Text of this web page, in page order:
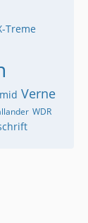
Treme
Verne
WDR